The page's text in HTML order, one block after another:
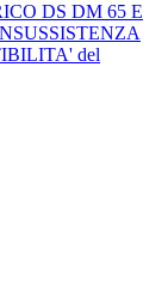
DS DM 65 E
del